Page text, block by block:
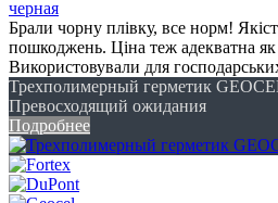
черная
Брали чорну плівку, все норм!
пошкоджень. Ціна теж адекватна
Використовували для
Трехполимерный герметик
Превосходящий ожидания
Подробнее